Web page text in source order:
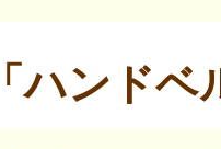
ハンドベ